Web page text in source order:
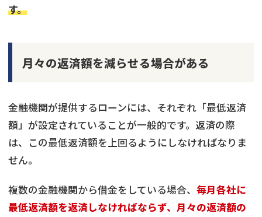
す。
月々の返済額を減らせる場合がある
金融機関が提供するローンには、それぞれ「最低返済
額」が設定されていることが一般的です。返済の際
は、この最低返済額を上回るようにしなければなりま
せん。
複数の金融機関から借金をしている場合、 毎月各社に
最低返済額を返済しなければならず、月々の返済額の